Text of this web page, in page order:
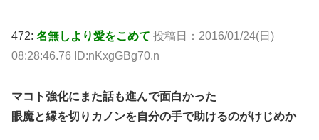
472: 名無しより愛をこめて 投稿日：2016/01/24(日)
08:28:46.76 ID:nKxgGBg70.n
マコト強化にまた話も進んで面白かった
眼魔と縁を切りカノンを自分の手で助けるのがけじめか